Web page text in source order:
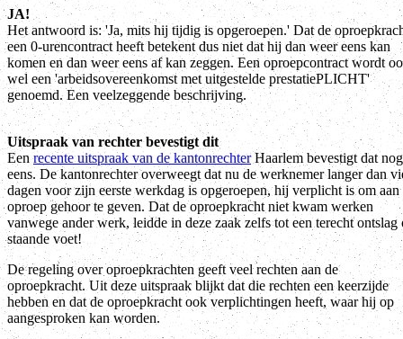
JA!
Het antwoord is: 'Ja, mits hij tijdig is opgeroepen.' Dat de
een 0-urencontract heeft betekent dus niet dat hij dan weer eens kan
komen en dan weer eens af kan zeggen. Een oproepcontract wordt
wel een 'arbeidsovereenkomst met uitgestelde prestatiePLICHT'
genoemd. Een veelzeggende beschrijving.
Uitspraak van rechter bevestigt dit
Eenrecente uitspraak van de kantonrechterHaarlem bevestigt dat nog
eens. De kantonrechter overweegt dat nu de werknemer langer dan
dagen voor zijn eerste werkdag is opgeroepen, hij verplicht is om aan
oproep gehoor te geven. Dat de oproepkracht niet kwam werken
vanwege ander werk, leidde in deze zaak zelfs tot een terecht ontslag
staande voet!
De regeling over oproepkrachten geeft veel rechten aan de
oproepkracht. Uit deze uitspraak blijkt dat die rechten een keerzijde
hebben en dat de oproepkracht ook verplichtingen heeft, waar hij op
aangesproken kan worden.